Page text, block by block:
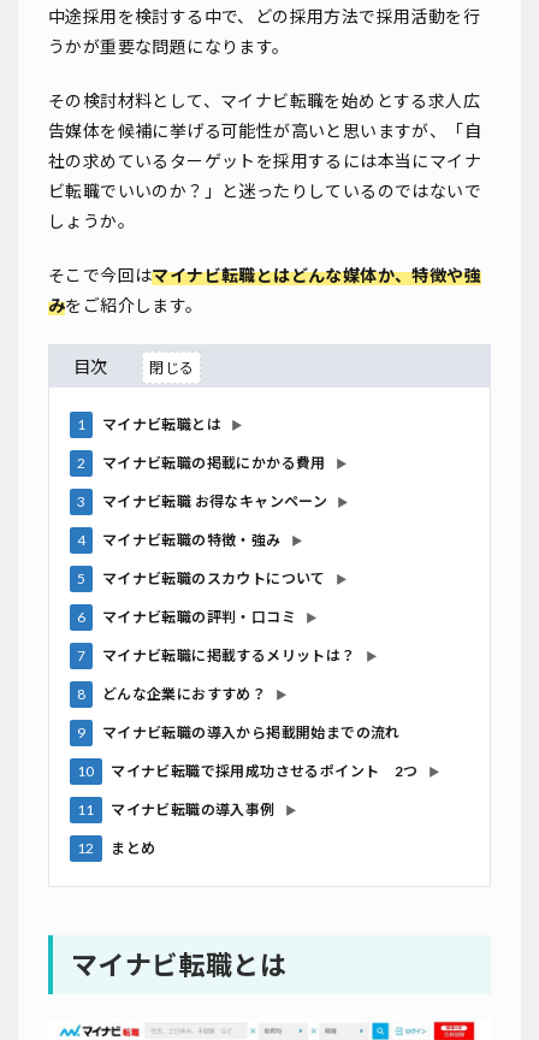
中途採用を検討する中で、どの採用方法で採用活動を行
うかが重要な問題になります。
その検討材料として、マイナビ転職を始めとする求人広
告媒体を候補に挙げる可能性が高いと思いますが、「自
社の求めているターゲットを採用するには本当にマイナ
ビ転職でいいのか？」と迷ったりしているのではないで
しょうか。
そこで今回はマイナビ転職とはどんな媒体か、特徴や強
みをご紹介します。
目次
1 マイナビ転職とは ▶
2 マイナビ転職の掲載にかかる費用 ▶
3 マイナビ転職 お得なキャンペーン ▶
4 マイナビ転職の特徴・強み ▶
5 マイナビ転職のスカウトについて ▶
6 マイナビ転職の評判・口コミ ▶
7 マイナビ転職に掲載するメリットは？ ▶
8 どんな企業におすすめ？ ▶
9 マイナビ転職の導入から掲載開始までの流れ
10 マイナビ転職で採用成功させるポイント 2つ ▶
11 マイナビ転職の導入事例 ▶
12 まとめ
マイナビ転職とは